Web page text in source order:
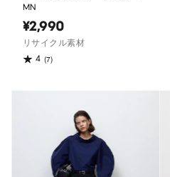
MN
¥2,990
リサイクル素材
4 (7)